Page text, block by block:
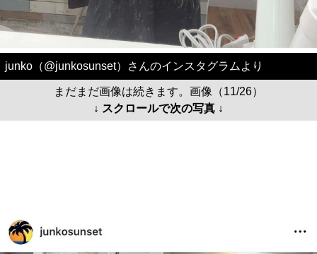
junko（@junkosunset）さんのインスタグラムより
まだまだ画像は続きます。画像（11/26）
↓ スクロールで次の写真 ↓